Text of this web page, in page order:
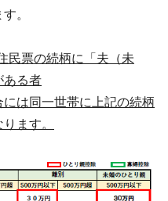
。
民票の続柄に「夫（未
ある者
には同一世帯に上記の続柄
ます。